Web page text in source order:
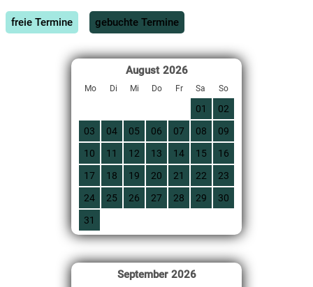
freie Termine gebuchte Termine
August 2026
Mo Di Mi Do Fr Sa So
01
02
03
04 05 06 07 08
09
10
11 12 13 14 15
16
17
18 19 20 21 22
23
24
25 26 27 28 29
30
31
September 2026